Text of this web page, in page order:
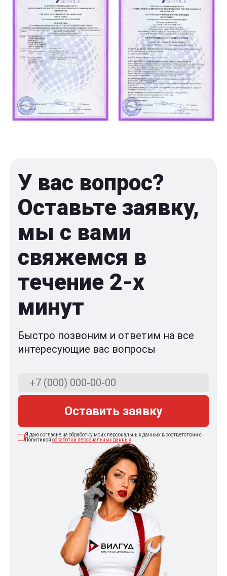
У вас вопрос?
Оставьте заявку,
мы с вами
свяжемся в
течение 2-x
минут
Быстро позвоним и ответим на все
интересующие вас вопросы
Оставить заявку
Я даю согласие на обработку моих персональных данных в соответствии с
Политикой обработки персональных данных